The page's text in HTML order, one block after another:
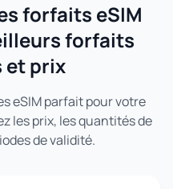
forfaits eSIM
forfaits
et prix
eSIM parfait pour votre
les prix, les quantités de
de validité.